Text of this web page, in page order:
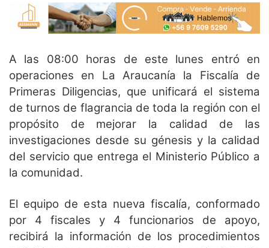
A las 08:00 horas de este lunes entró en
operaciones en La Araucanía la Fiscalía de
Primeras Diligencias, que unificará el sistema
de turnos de flagrancia de toda la región con el
propósito de mejorar la calidad de las
investigaciones desde su génesis y la calidad
del servicio que entrega el Ministerio Público a
la comunidad.
El equipo de esta nueva fiscalía, conformado
por 4 fiscales y 4 funcionarios de apoyo,
recibirá la información de los procedimientos